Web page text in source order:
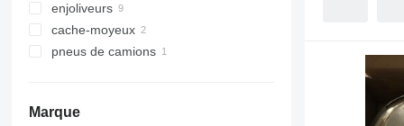
jantes automobiles
enjoliveurs
cache-moyeux
pneus de camions
Marque